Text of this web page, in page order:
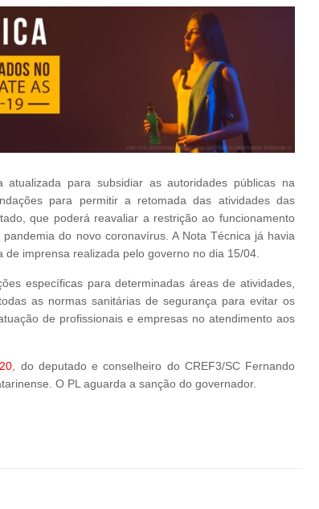
para subsidiar as autoridades públicas na
para permitir a retomada das atividades das
que poderá reavaliar a restrição ao funcionamento
do novo coronavírus. A Nota Técnica já havia
imprensa realizada pelo governo no dia 15/04.
específicas para determinadas áreas de atividades,
as normas sanitárias de segurança para evitar os
de profissionais e empresas no atendimento aos
, do deputado e conselheiro do CREF3/SC Fernando
O PL aguarda a sanção do governador.